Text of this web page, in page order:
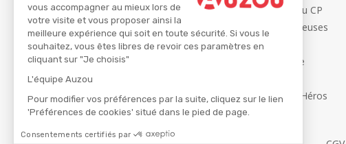
vous accompagner au mieux lors de
votre visite et vous proposer ainsi la
meilleure expérience qui soit en toute sécurité. Si vous le
souhaitez, vous êtes libres de revoir ces paramètres en
cliquant sur "Je choisis"
L'équipe Auzou
Pour modifier vos préférences par la suite, cliquez sur le lien
'Préférences de cookies' situé dans le pied de page.
Consentements certifiés par
Les Héros du CP
Les Influenceuses
Migali
Petite Taupe
Ma Boîte à Héros